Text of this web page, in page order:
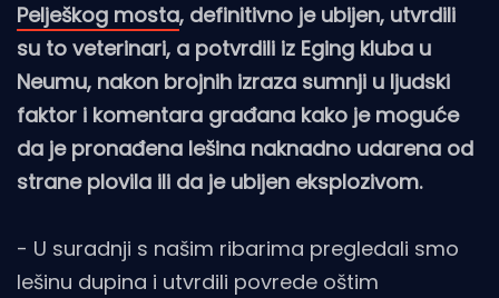
Pelješkog mosta, definitivno je ubijen, utvrdili
su to veterinari, a potvrdili iz Eging kluba u
Neumu, nakon brojnih izraza sumnji u ljudski
faktor i komentara građana kako je moguće
da je pronađena lešina naknadno udarena od
strane plovila ili da je ubijen eksplozivom.
- U suradnji s našim ribarima pregledali smo
lešinu dupina i utvrdili povrede oštim